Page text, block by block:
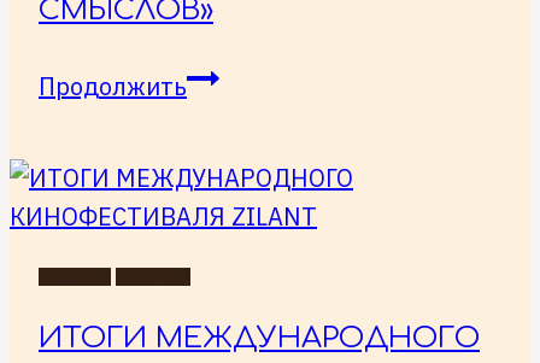
СМЫСЛОВ»
ПродолжитьНаучно-
«В
поисках
смыслов»
ИТОГИ МЕЖДУНАРОДНОГО